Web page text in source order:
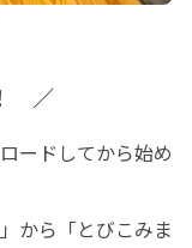
／
ードしてから始め
から「とびこみま